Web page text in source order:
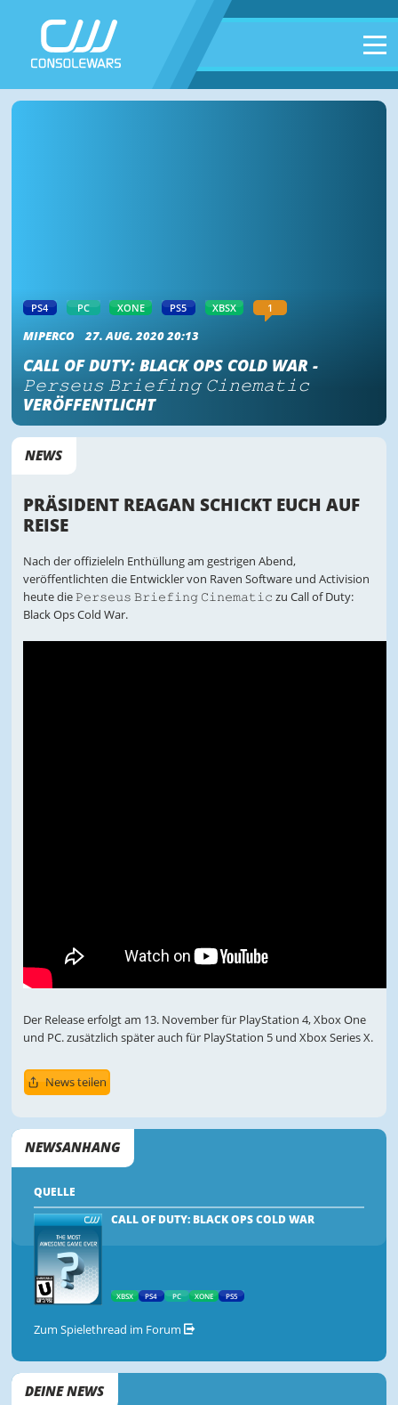
PS4 PC XONE PS5 XBSX 1
MIPERCO 27. AUG. 2020 20:13
CALL OF DUTY: BLACK OPS COLD WAR -
𝙿𝚎𝚛𝚜𝚎𝚞𝚜 𝙱𝚛𝚒𝚎𝚏𝚒𝚗𝚐 𝙲𝚒𝚗𝚎𝚖𝚊𝚝𝚒𝚌
VERÖFFENTLICHT
NEWS
PRÄSIDENT REAGAN SCHICKT EUCH AUF
REISE
Nach der offizieleln Enthüllung am gestrigen Abend,
veröffentlichten die Entwickler von Raven Software und Activision
heute die 𝙿𝚎𝚛𝚜𝚎𝚞𝚜 𝙱𝚛𝚒𝚎𝚏𝚒𝚗𝚐 𝙲𝚒𝚗𝚎𝚖𝚊𝚝𝚒𝚌 zu Call of Duty:
Black Ops Cold War.
Der Release erfolgt am 13. November für PlayStation 4, Xbox One
und PC. zusätzlich später auch für PlayStation 5 und Xbox Series X.
News teilen
NEWSANHANG
QUELLE
CALL OF DUTY: BLACK OPS COLD WAR
XBSX PS4 PC XONE PS5
Zum Spielethread im Forum
DEINE NEWS